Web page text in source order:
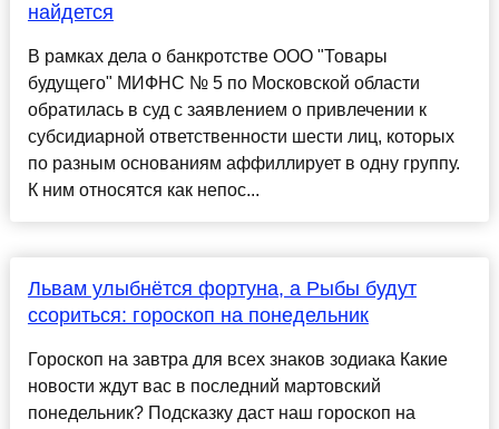
найдется
В рамках дела о банкротстве ООО "Товары
будущего" МИФНС № 5 по Московской области
обратилась в суд с заявлением о привлечении к
субсидиарной ответственности шести лиц, которых
по разным основаниям аффиллирует в одну группу.
К ним относятся как непос...
Львам улыбнётся фортуна, а Рыбы будут
ссориться: гороскоп на понедельник
Гороскоп на завтра для всех знаков зодиака Какие
новости ждут вас в последний мартовский
понедельник? Подсказку даст наш гороскоп на